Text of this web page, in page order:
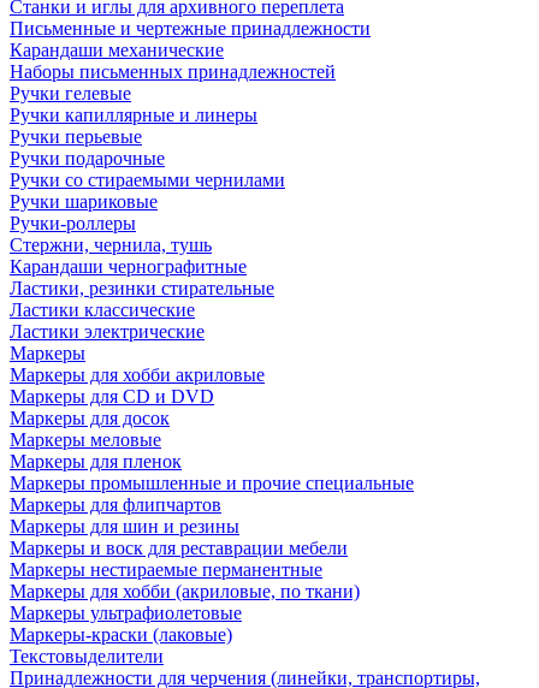
Станки и иглы для архивного переплета
Письменные и чертежные принадлежности
Карандаши механические
Наборы письменных принадлежностей
Ручки гелевые
Ручки капиллярные и линеры
Ручки перьевые
Ручки подарочные
Ручки со стираемыми чернилами
Ручки шариковые
Ручки-роллеры
Стержни, чернила, тушь
Карандаши чернографитные
Ластики, резинки стирательные
Ластики классические
Ластики электрические
Маркеры
Маркеры для хобби акриловые
Маркеры для CD и DVD
Маркеры для досок
Маркеры меловые
Маркеры для пленок
Маркеры промышленные и прочие специальные
Маркеры для флипчартов
Маркеры для шин и резины
Маркеры и воск для реставрации мебели
Маркеры нестираемые перманентные
Маркеры для хобби (акриловые, по ткани)
Маркеры ультрафиолетовые
Маркеры-краски (лаковые)
Текстовыделители
Принадлежности для черчения (линейки, транспортиры,